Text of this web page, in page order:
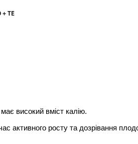
TE
високий вміст калію.
активного росту та дозрівання